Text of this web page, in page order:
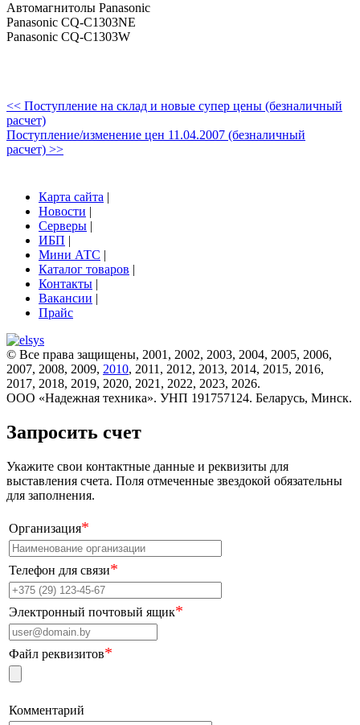
Автомагнитолы Panasonic
Panasonic CQ-C1303NE
Panasonic CQ-C1303W
<< Поступление на склад и новые супер цены (безналичный
расчет)
Поступление/изменение цен 11.04.2007 (безналичный
расчет) >>
Карта сайта |
Новости |
Серверы |
ИБП |
Мини АТС |
Каталог товаров |
Контакты |
Вакансии |
Прайс
© Все права защищены, 2001, 2002, 2003, 2004, 2005, 2006,
2007, 2008, 2009, 2010, 2011, 2012, 2013, 2014, 2015, 2016,
2017, 2018, 2019, 2020, 2021, 2022, 2023, 2026.
ООО «Надежная техника». УНП 191757124. Беларусь, Минск.
Запросить счет
Укажите свои контактные данные и реквизиты для
выставления счета. Поля отмеченные звездокой обязательны
для заполнения.
Организация*
Телефон для связи*
Электронный почтовый ящик*
Файл реквизитов*
Комментарий